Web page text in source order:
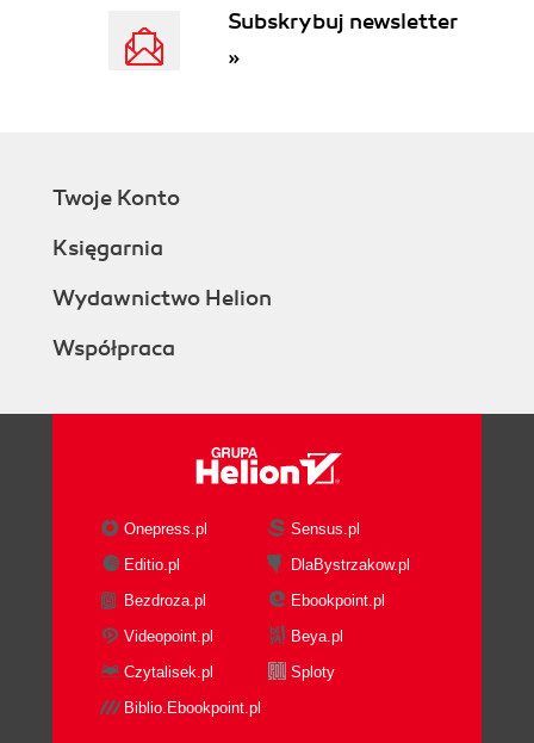
Subskrybuj newsletter
»
Twoje Konto
Księgarnia
Wydawnictwo Helion
Współpraca
Onepress.pl
Sensus.pl
Editio.pl
DlaBystrzakow.pl
Bezdroza.pl
Ebookpoint.pl
Videopoint.pl
Beya.pl
Czytalisek.pl
Sploty
Biblio.Ebookpoint.pl